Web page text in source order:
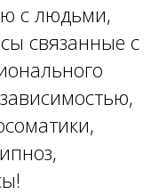
с людьми,
связанные с